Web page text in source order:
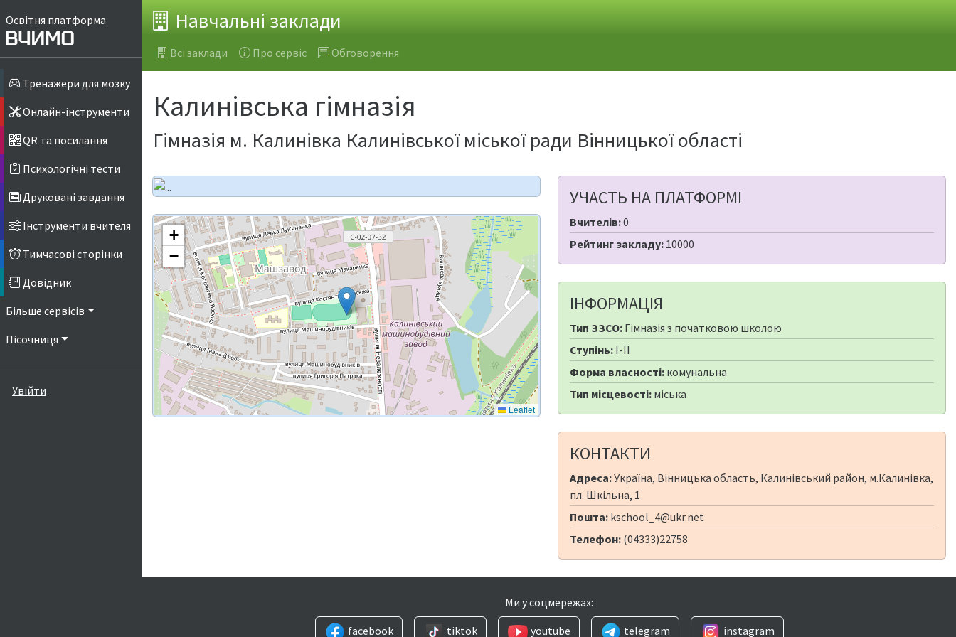
Освітня платформа
Тренажери для мозку
Онлайн-інструменти
QR та посилання
Психологічні тести
Друковані завдання
Інструменти вчителя
Тимчасові сторінки
Довідник
Більше сервісів
Пісочниця
Увійти
Навчальні заклади
Всі заклади Про сервіс Обговорення
Калинівська гімназія
Гімназія м. Калинівка Калинівської міської ради Вінницької області
+
−
Leaflet
УЧАСТЬ НА ПЛАТФОРМІ
Вчителів:0
Рейтинг закладу: 10000
ІНФОРМАЦІЯ
Тип ЗЗСО: Гімназія з початковою школою
Ступінь: I-II
Форма власності: комунальна
Тип місцевості: міська
КОНТАКТИ
Адреса:Україна, Вінницька область, Калинівський район, м.Калинівка,
пл. Шкільна, 1
Пошта: kschool_4@ukr.net
Телефон: (04333)22758
Ми у соцмережах:
facebook
tiktok youtube telegram instagram